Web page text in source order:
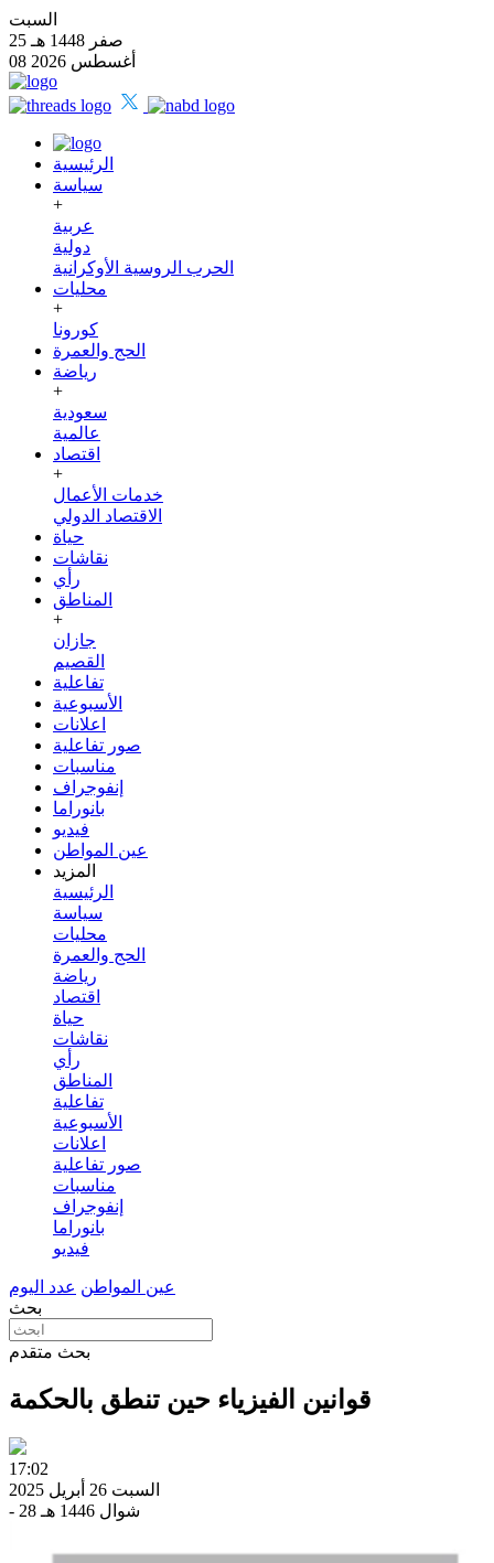
السبت
25 صفر 1448 هـ
08 أغسطس 2026
الرئيسية
سياسة
+
عربية
دولية
الحرب الروسية الأوكرانية
محليات
+
كورونا
الحج والعمرة
رياضة
+
سعودية
عالمية
اقتصاد
+
خدمات الأعمال
الاقتصاد الدولي
حياة
نقاشات
رأي
المناطق
+
جازان
القصيم
تفاعلية
الأسبوعية
اعلانات
صور تفاعلية
مناسبات
إنفوجراف
بانوراما
فيديو
عين المواطن
المزيد
الرئيسية
سياسة
محليات
الحج والعمرة
رياضة
اقتصاد
حياة
نقاشات
رأي
المناطق
تفاعلية
الأسبوعية
اعلانات
صور تفاعلية
مناسبات
إنفوجراف
بانوراما
فيديو
عين المواطن عدد اليوم
بحث
بحث متقدم
قوانين الفيزياء حين تنطق بالحكمة
17:02
السبت 26 أبريل 2025
- 28 شوال 1446 هـ